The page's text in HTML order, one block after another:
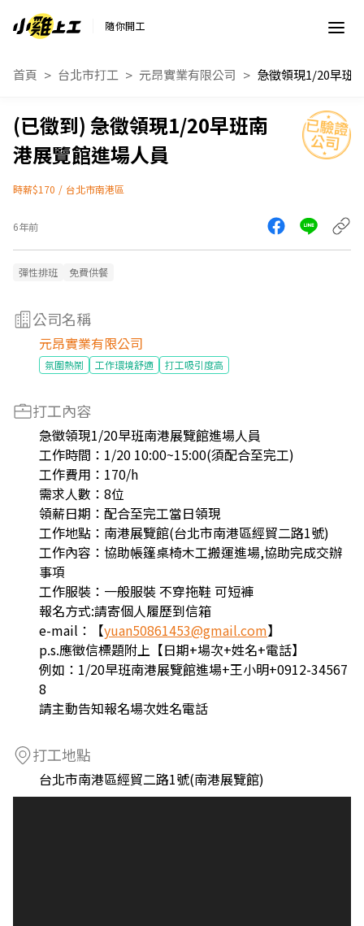
隨你開工
首頁 台北市打工 元昂實業有限公司
急徵領現1/20早班南
港展覽館進場人員
時薪$170 / 台北市南港區
6年前
彈性排班 免費供餐
公司名稱
元昂實業有限公司
氛圍熱鬧 工作環境舒適 打工吸引度高
打工內容
急徵領現1/20早班南港展覽館進場人員
工作時間：1/20 10:00~15:00(須配合至完工)
工作費用：170/h
需求人數：8位
領薪日期：配合至完工當日領現
工作地點：南港展覽館(台北市南港區經貿二路1號)
工作內容：協助帳篷桌椅木工搬運進場,協助完成交辦
事項
工作服裝：一般服裝 不穿拖鞋 可短褲
報名方式:請寄個人履歷到信箱
e-mail：【yuan50861453@gmail.com】
p.s.應徵信標題附上【日期+場次+姓名+電話】
例如：1/20早班南港展覽館進場+王小明+0912-34567
8
請主動告知報名場次姓名電話
打工地點
台北市南港區經貿二路1號(南港展覽館)